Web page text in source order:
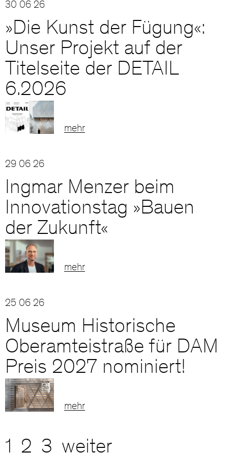
30 06 26
»Die Kunst der Fügung«:
Unser Projekt auf der
Titelseite der DETAIL
6.2026
mehr
29 06 26
Ingmar Menzer beim
Innovationstag »Bauen
der Zukunft«
mehr
25 06 26
Museum Historische
Oberamteistraße für DAM
Preis 2027 nominiert!
mehr
1 2 3 weiter